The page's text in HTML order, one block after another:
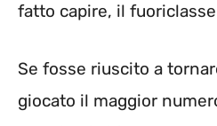
fatto capire, il
Se fosse riuscito a
giocato il maggior